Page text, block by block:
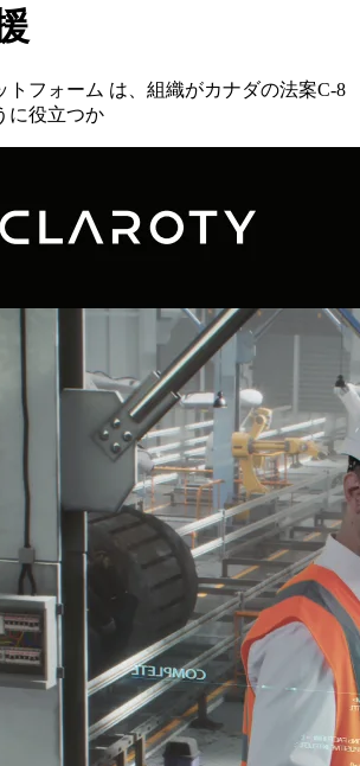
トフォーム は、組織がカナダの法案C-8
に役立つか